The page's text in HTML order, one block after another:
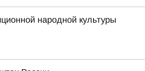
народной культуры